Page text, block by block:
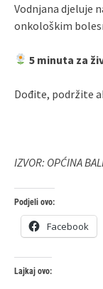
Vodnjana djeluje
onkološkim
5 minuta za
Dođite, podržite
IZVOR: OPĆINA
Podjeli ovo:
Facebook
Lajkaj ovo: